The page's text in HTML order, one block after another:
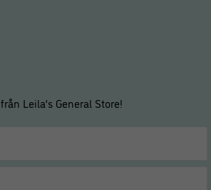
Leila’s General Store!